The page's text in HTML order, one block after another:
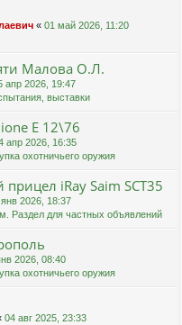
« 01 май 2026, 11:20
Малова О.Л.
апр 2026, 19:47
выставки
Е 12\76
апр 2026, 16:35
охотничьего оружия
iRay Saim SCT35
2026, 18:37
Раздел для частных объявлений
2026, 08:40
охотничьего оружия
04 авг 2025, 23:33